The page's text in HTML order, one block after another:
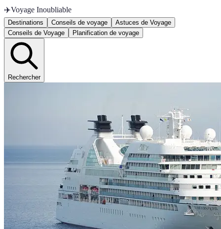
✈️Voyage Inoubliable
Destinations Conseils de voyage
Astuces de Voyage
Conseils de Voyage
Planification de voyage
Rechercher